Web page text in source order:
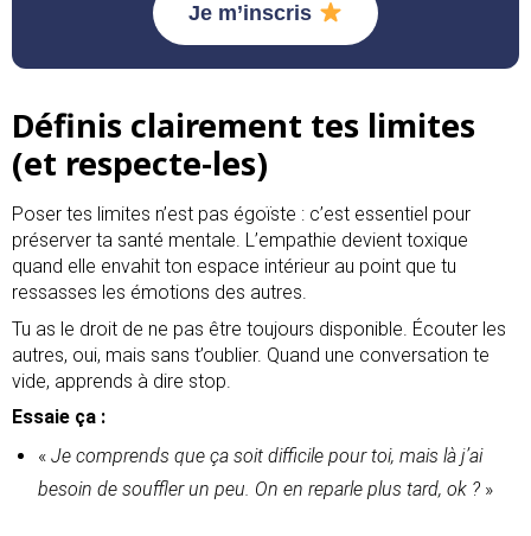
Je m’inscris
Définis clairement tes limites
(et respecte-les)
Poser tes limites n’est pas égoïste : c’est essentiel pour
préserver ta santé mentale. L’empathie devient toxique
quand elle envahit ton espace intérieur au point que tu
ressasses les émotions des autres.
Tu as le droit de ne pas être toujours disponible. Écouter les
autres, oui, mais sans t’oublier. Quand une conversation te
vide, apprends à dire stop.
Essaie ça :
« Je comprends que ça soit difficile pour toi, mais là j’ai
besoin de souffler un peu. On en reparle plus tard, ok ? »